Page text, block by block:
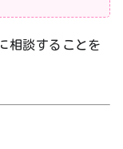
相談することを